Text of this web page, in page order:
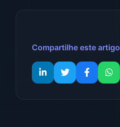
Compartilhe este artigo